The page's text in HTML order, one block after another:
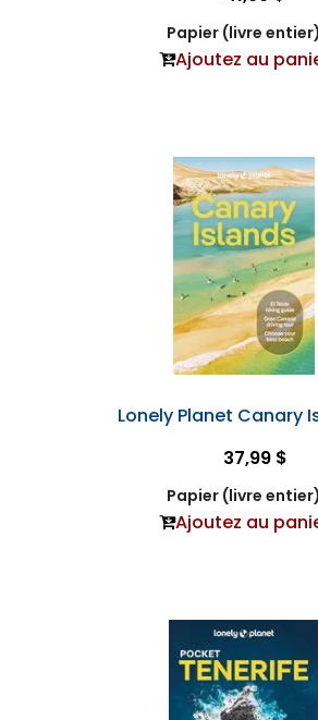
Papier (livre entier)
Ajoutez au
Lonely Planet Canary
37,99 $
Papier (livre entier)
Ajoutez au